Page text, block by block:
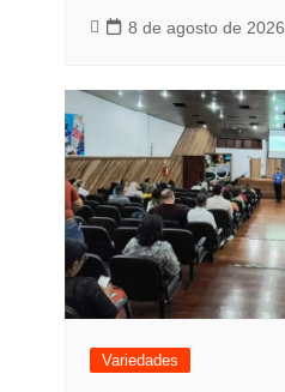
8 de agosto de 2026
Variedades